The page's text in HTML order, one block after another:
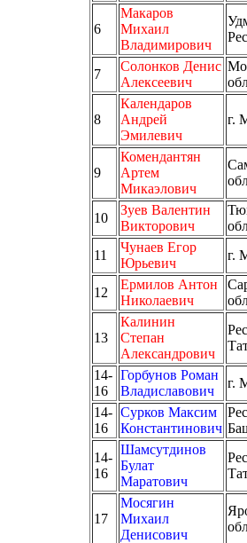
6
Макаров
Михаил
Владимирович
7
Солонков Денис
Алексеевич
8
Календаров
Андрей
Эмилевич
г.
9
Комендантян
Артем
Микаэлович
10
Зуев Валентин
Викторович
11
Чунаев Егор
Юрьевич
г.
12
Ермилов Антон
Николаевич
13
Калинин
Степан
Александрович
14-
16
Горбунов Роман
Владиславович
г.
14-
16
Сурков Максим
Константинович
14-
16
Шамсутдинов
Булат
Маратович
17
Мосягин
Михаил
Денисович